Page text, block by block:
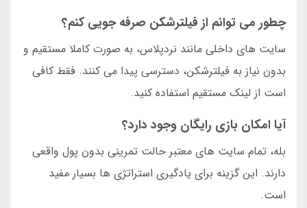
چطور می توانم از فیلترشکن صرفه جویی کنم؟
سایت های داخلی مانند نردپلاس، به صورت کاملا مستقیم و
بدون نیاز به فیلترشکن، دسترسی پیدا می کنند. فقط کافی
است از لینک مستقیم استفاده کنید.
آیا امکان بازی رایگان وجود دارد؟
بله، تمام سایت های معتبر حالت تمرینی بدون پول واقعی
دارند. این گزینه برای یادگیری استراتژی ها بسیار مفید
است.